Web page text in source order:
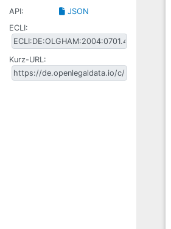
API:
JSON
ECLI:
Kurz-URL: